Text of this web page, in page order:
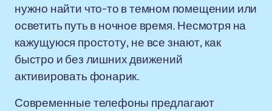
нужно найти что-то в темном помещении или
осветить путь в ночное время. Несмотря на
кажущуюся простоту, не все знают, как
быстро и без лишних движений
активировать фонарик.
Современные телефоны предлагают